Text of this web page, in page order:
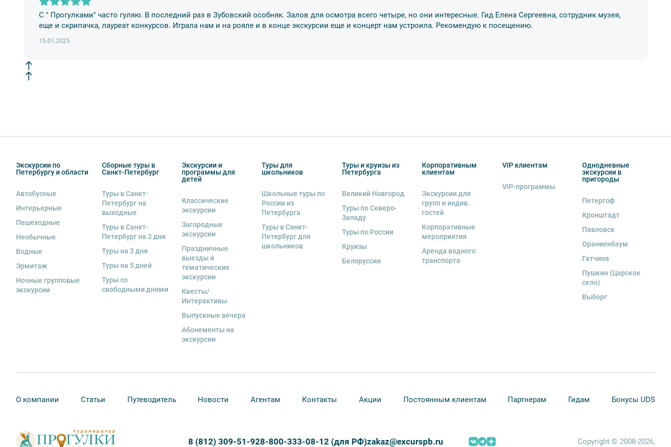
экскурсанта. В случае утери или порчи оборудования экскурсант обязан возместить полную
стоимость комплекта в размере 5500 руб. 00 коп.
С " Прогулками" часто гуляю. В последний раз в Зубовский особняк. Залов для осмотра всего четыре, но они интересные. Гид Елена Сергеевна, сотрудник музея,
еще и скрипачка, лауреат конкурсов. Играла нам и на рояле и в конце экскурсии еще и концерт нам устроила. Рекомендую к посещению.
15.01.2025
Экскурсии по
Петербургу и области
Автобусные
Интерьерные
Пешеходные
Необычные
Водные
Эрмитаж
Ночные групповые
экскурсии
Сборные туры в
Санкт-Петербург
Туры в Санкт-
Петербург на
выходные
Туры в Санкт-
Петербург на 2 дня
Туры на 3 дня
Туры на 5 дней
Туры со
свободными днями
Экскурсии и
программы для
детей
Классические
экскурсии
Загородные
экскурсии
Праздничные
выезды и
тематические
экскурсии
Квесты/
Интерактивы
Выпускные вечера
Абонементы на
экскурсии
Туры для
школьников
Школьные туры по
России из
Петербурга
Туры в Санкт-
Петербург для
школьников
Туры и круизы из
Петербурга
Великий Новгород
Туры по Северо-
Западу
Туры по России
Круизы
Белоруссия
Корпоративным
клиентам
Экскурсии для
групп и индив.
гостей
Корпоративные
мероприятия
Аренда водного
транспорта
VIP клиентам
VIP-программы
Однодневные
экскурсии в
пригороды
Петергоф
Кронштадт
Павловск
Ораниенбаум
Гатчина
Пушкин (Царское
село)
Выборг
О компании Статьи Путеводитель Новости Агентам Контакты Акции Постоянным клиентам Партнерам Гидам Бонусы UDS
8 (812) 309-51-928-800-333-08-12 (для РФ)zakaz@excurspb.ru Copyright © 2008-2026,